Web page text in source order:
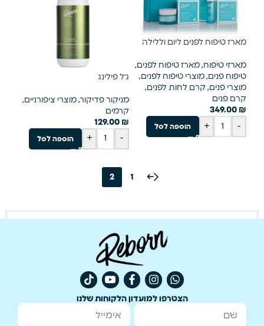
מארז טיפוח לפנים ליום וללילה
מארזי טיפוח, מארז טיפוח לפנים,
טיפוח פנים, מוצרי טיפוח לפנים,
מוצרי פנים, קרם לחות לפנים,
קרם פנים
349.00 ₪
-
+ הוספה לסל
ג׳ל פילינג
מניקור פדיקור, מוצרי ציפורניים,
קרמים
129.00 ₪
-
+ הוספה לסל
←
1
2
הצטרפו למועדון הלקוחות שלנו